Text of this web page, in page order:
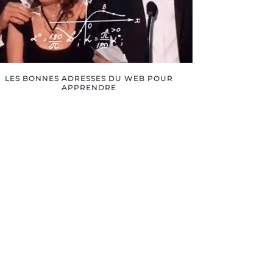
LES BONNES ADRESSES DU WEB POUR
APPRENDRE